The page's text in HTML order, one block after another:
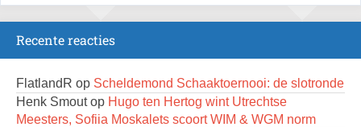
Open Eemlandtoernooi 2026
DSC Girls Night
27 augustus 2026 · Delft
Recente reacties
FlatlandR op Scheldemond Schaaktoernooi: de slotronde
Henk Smoutop Hugo ten Hertog wint Utrechtse
Meesters, Sofiia Moskalets scoort WIM & WGM norm